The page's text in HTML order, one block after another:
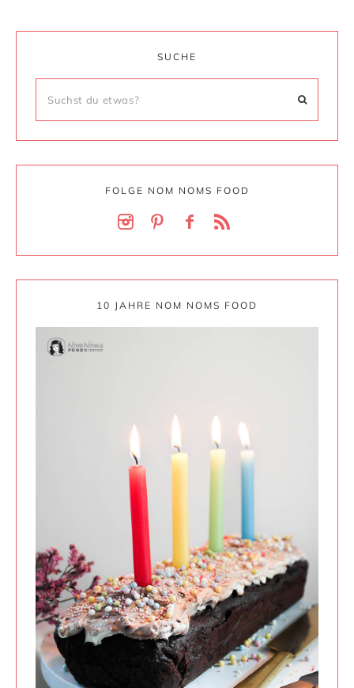
SUCHE
FOLGE NOM NOMS FOOD
10 JAHRE NOM NOMS FOOD